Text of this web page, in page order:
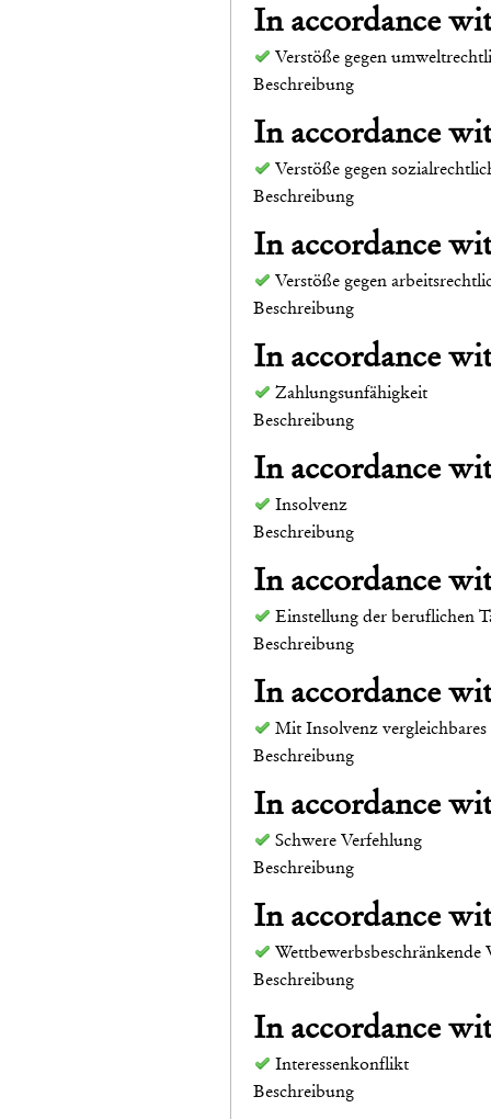
In accordance
Verstöße gegen
Beschreibung
In accordance
Verstöße gegen
Beschreibung
In accordance
Verstöße gegen
Beschreibung
In accordance
Zahlungsunfähigkeit
Beschreibung
In accordance
Insolvenz
Beschreibung
In accordance
Einstellung der beruflichen
Beschreibung
In accordance
Mit Insolvenz vergleichbares
Beschreibung
In accordance
Schwere Verfehlung
Beschreibung
In accordance
Wettbewerbsbeschränkende
Beschreibung
In accordance
Interessenkonflikt
Beschreibung